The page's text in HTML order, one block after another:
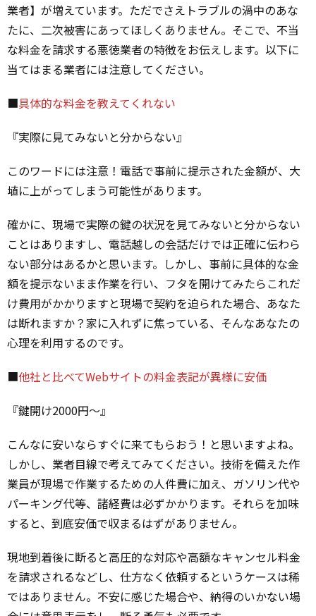
業者】が増えています。ただでさえトラブルの渦中のあな
たに、二次被害にあってほしくありません。そこで、不当
な料金を請求する悪徳業者の特徴をお伝えします。以下に
当てはまる業者には注意してください。
■具体的な料金を教えてくれない
『実際に見てみないと分からない』
このワードには注意！電話で事前に提示された金額が、大
埴に上がってしまう可能性があります。
確かに、現場で実際の鍵の状況を見てみないと分からない
ことはありますし、電話越しの会話だけでは正確に伝わら
ない部分はあるかと思います。しかし、事前に具体的な金
額を提示ないまま作業を行い、フタを開けてみたらこれだ
け費用がかかりますと現場で契約を迫られた場合、あなた
は断れますか？家に入れずに焦っている、そんなあなたの
心理を利用するのです。
■他社と比べてWebサイトの料金表記が異様に安価
『鍵開け2000円～』
こんなに安いならすぐに来てもらおう！と思いますよね。
しかし、業者目線で考えてみてください。技術を備えた作
業員が現場で作業するための人件費に加え、ガソリン代や
パーキング代等、諸経費は必ずかかります。それらを加味
すると、到底安価で収まるはずがありません。
現地到着後に断ると高圧的な対応や高額なキャンセル料金
を請求されるなどし、仕方なく依頼するというケースは稀
ではありません。不安に感じた場合や、納得のいかない場